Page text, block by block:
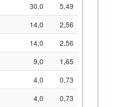
30,0
5,49
14,0
2,56
14,0
2,56
9,0
1,65
4,0
0,73
4,0
0,73